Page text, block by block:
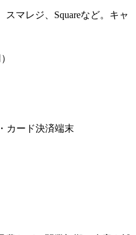
マレジ、Squareなど。キャ
）
カード決済端末